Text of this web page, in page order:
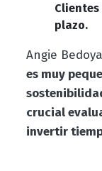
plazo.
Angie
es muy
crucial
invertir